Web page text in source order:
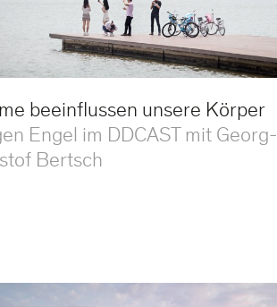
beeinflussen unsere Körper
Engel im DDCAST mit Georg-
Bertsch